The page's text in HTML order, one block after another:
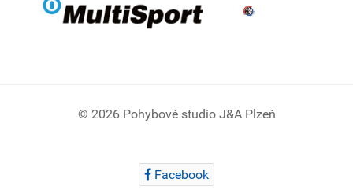
© 2026 Pohybové studio J&A Plzeň
Facebook